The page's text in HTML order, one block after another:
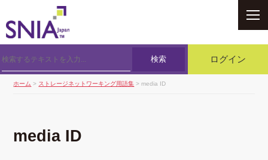
検索 ログイン
ホーム > ストレージネットワーキング用語集 > media ID
media ID